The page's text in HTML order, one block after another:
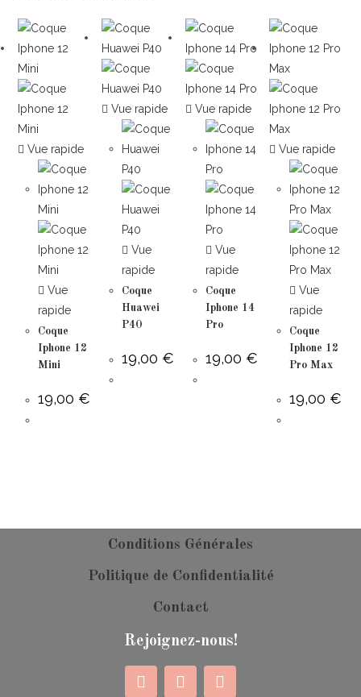
Vue rapide
Vue
rapide
Coque
Iphone 12
Mini
19,00 €
Vue rapide
Vue
rapide
Coque
Huawei
P40
19,00 €
Vue rapide
Vue
rapide
Coque
Iphone 14
Pro
19,00 €
Vue rapide
Vue
rapide
Coque
Iphone 12
Pro Max
19,00 €
Conditions Générales
Politique de Confidentialité
Contact
Rejoignez-nous!